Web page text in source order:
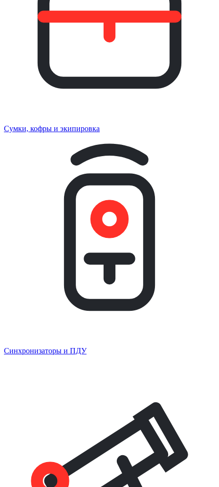
Сумки, кофры и экипировка
Синхронизаторы и ПДУ